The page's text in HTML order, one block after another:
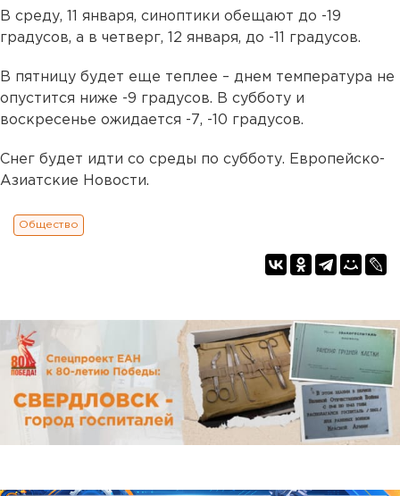
В среду, 11 января, синоптики обещают до -19
градусов, а в четверг, 12 января, до -11 градусов.
В пятницу будет еще теплее – днем температура не
опустится ниже -9 градусов. В субботу и
воскресенье ожидается -7, -10 градусов.
Снег будет идти со среды по субботу. Европейско-
Азиатские Новости.
Общество